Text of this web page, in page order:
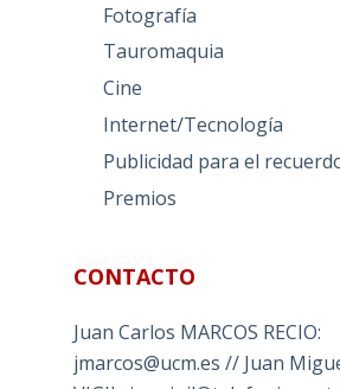
Fotografía
Tauromaquia
Cine
Internet/Tecnología
Publicidad para el
Premios
CONTACTO
Juan Carlos MARCOS RECIO:
jmarcos@ucm.es // Juan